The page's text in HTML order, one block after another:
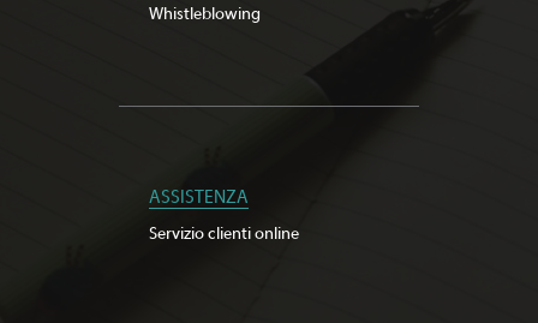
Whistleblowing
ASSISTENZA
Servizio clienti online